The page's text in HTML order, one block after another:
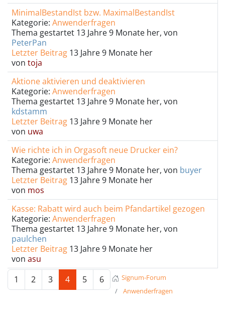
MinimalBestandIst bzw. MaximalBestandIst
Kategorie: Anwenderfragen
Thema gestartet 13 Jahre 9 Monate her, von
PeterPan
Letzter Beitrag 13 Jahre 9 Monate her
von toja
Aktione aktivieren und deaktivieren
Kategorie: Anwenderfragen
Thema gestartet 13 Jahre 9 Monate her, von
kdstamm
Letzter Beitrag 13 Jahre 9 Monate her
von uwa
Wie richte ich in Orgasoft neue Drucker ein?
Kategorie: Anwenderfragen
Thema gestartet 13 Jahre 9 Monate her, von buyer
Letzter Beitrag 13 Jahre 9 Monate her
von mos
Kasse: Rabatt wird auch beim Pfandartikel gezogen
Kategorie: Anwenderfragen
Thema gestartet 13 Jahre 9 Monate her, von
paulchen
Letzter Beitrag 13 Jahre 9 Monate her
von asu
1
2 3 4 5 6
Signum-Forum
Anwenderfragen